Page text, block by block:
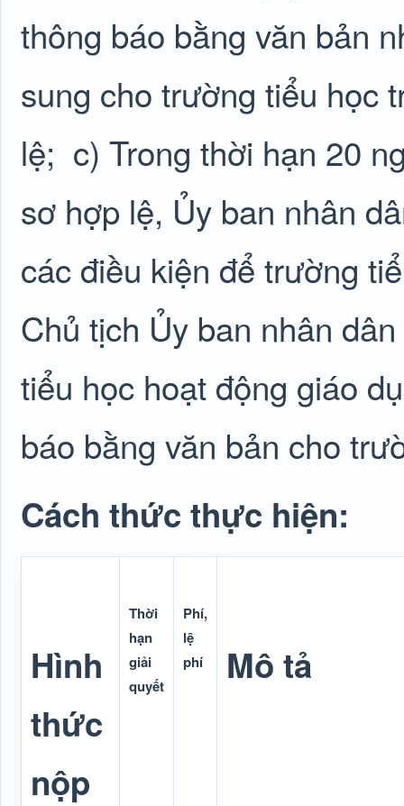
thông báo bằng văn bản
sung cho trường tiểu học
lệ; c) Trong thời hạn 20
sơ hợp lệ, Ủy ban nhân
các điều kiện để trường
Chủ tịch Ủy ban nhân
tiểu học hoạt động giáo
báo bằng văn bản cho
Cách thức thực hiện:
Hình
thức
nộp
Thời
hạn
giải
quyết
Phí,
lệ
phí
Mô tả